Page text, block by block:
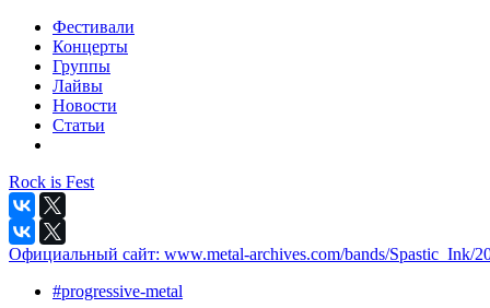
Фестивали
Концерты
Группы
Лайвы
Новости
Статьи
Rock is Fest
Официальный сайт: www.metal-archives.com/bands/Spastic_Ink/
#progressive-metal